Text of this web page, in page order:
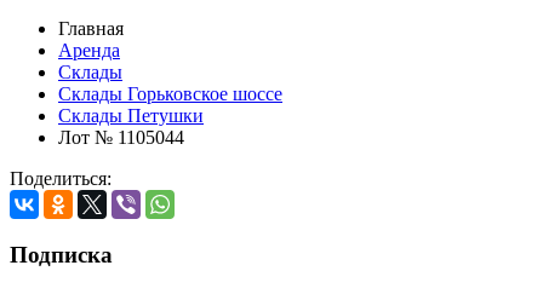
Главная
Аренда
Склады
Склады Горьковское шоссе
Склады Петушки
Лот № 1105044
Поделиться:
Подписка